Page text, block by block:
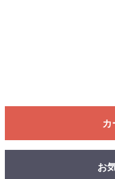
カ
お